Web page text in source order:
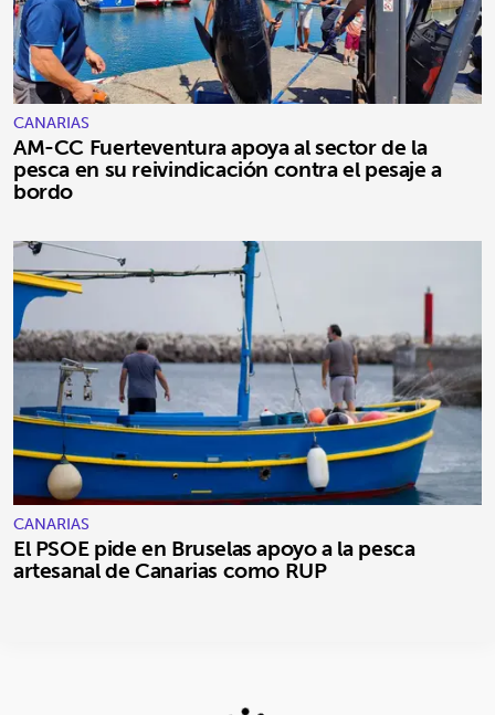
CANARIAS
AM-CC Fuerteventura apoya al sector de la
pesca en su reivindicación contra el pesaje a
bordo
CANARIAS
El PSOE pide en Bruselas apoyo a la pesca
artesanal de Canarias como RUP